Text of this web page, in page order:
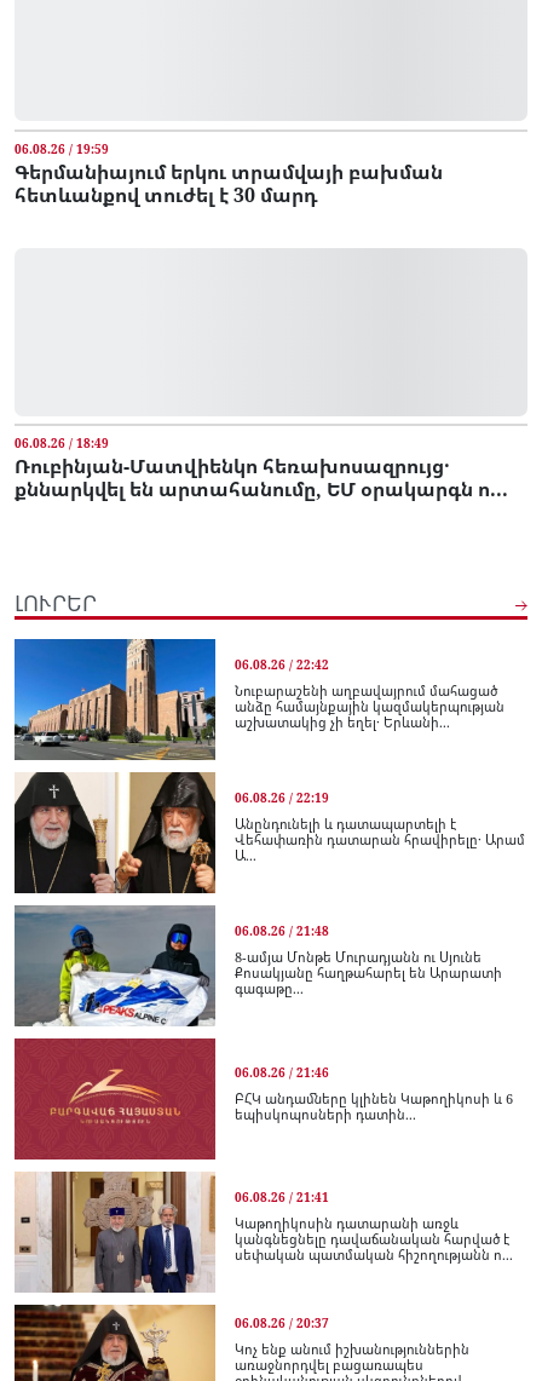
06.08.26 / 19:59
Գերմանիայում երկու տրամվայի բախման
հետևանքով տուժել է 30 մարդ
06.08.26 / 18:49
Ռուբինյան-Մատվիենկո հեռախոսազրույց․
քննարկվել են արտահանումը, ԵՄ օրակարգն ո...
ԼՈՒՐԵՐ
06.08.26 / 22:42
Նուբարաշենի աղբավայրում մահացած
անձը համայնքային կազմակերպության
աշխատակից չի եղել․ Երևանի...
06.08.26 / 22:19
Անընդունելի և դատապարտելի է
Վեհափառին դատարան հրավիրելը․ Արամ
Ա...
06.08.26 / 21:48
8-ամյա Մոնթե Մուրադյանն ու Սյունե
Քոսակյանը հաղթահարել են Արարատի
գագաթը...
06.08.26 / 21:46
ԲՀԿ անդամները կլինեն Կաթողիկոսի և 6
եպիսկոպոսների դատին...
06.08.26 / 21:41
Կաթողիկոսին դատարանի առջև
կանգնեցնելը դավաճանական հարված է
սեփական պատմական հիշողությանն ո...
06.08.26 / 20:37
Կոչ ենք անում իշխանություններին
առաջնորդվել բացառապես